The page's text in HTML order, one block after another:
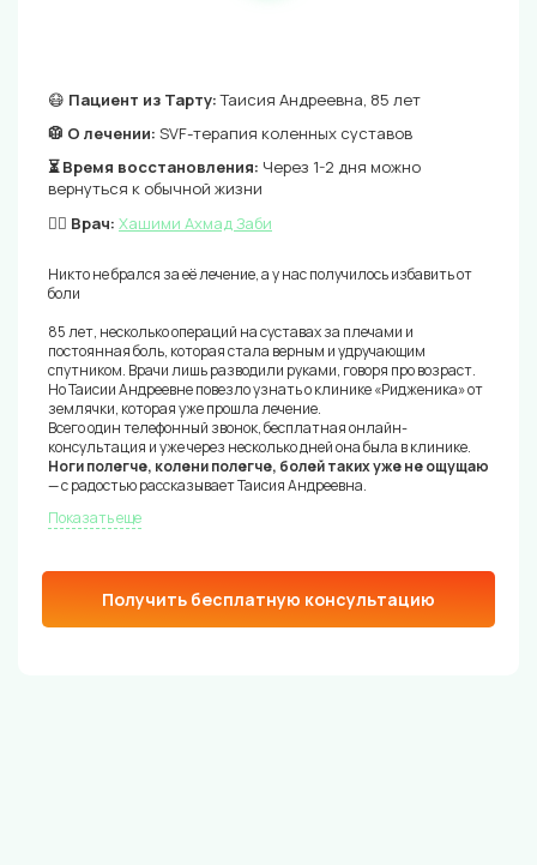
😷 Пациент из Тарту:Таисия Андреевна, 85 лет
🥼 О лечении: SVF-терапия коленных суставов
⏳ Время восстановления: Через 1-2 дня можно
вернуться к обычной жизни
👨‍⚕️ Врач: Хашими Ахмад Заби
Никто не брался за её лечение, а у нас получилось избавить от
боли
85 лет, несколько операций на суставах за плечами и
постоянная боль, которая стала верным и удручающим
спутником. Врачи лишь разводили руками, говоря про возраст.
Но Таисии Андреевне повезло узнать о клинике «Ридженика» от
землячки, которая уже прошла лечение.
Всего один телефонный звонок, бесплатная онлайн-
консультация и уже через несколько дней она была в клинике.
Ноги полегче, колени полегче, болей таких уже не ощущаю
— с радостью рассказывает Таисия Андреевна.
Показать еще
Получить бесплатную консультацию